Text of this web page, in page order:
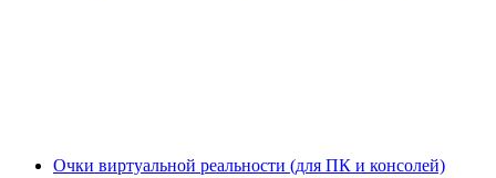
Очки виртуальной реальности (для ПК и консолей)